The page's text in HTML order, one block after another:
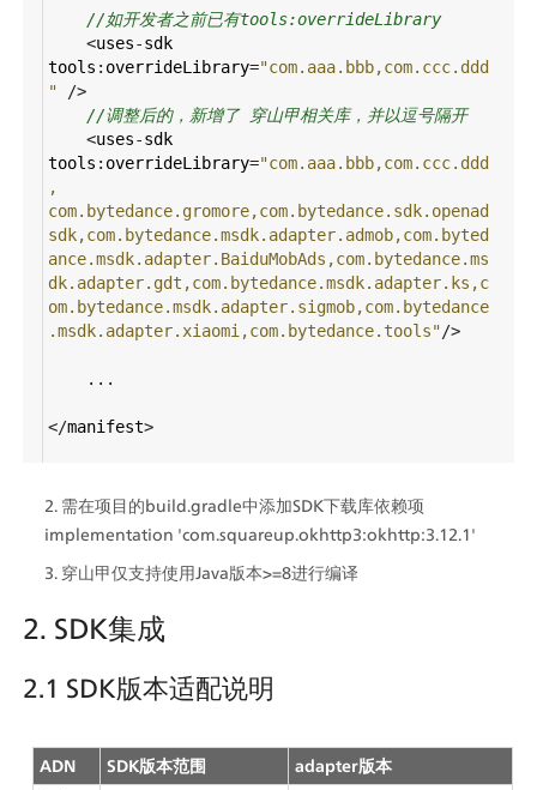
//如开发者之前已有tools:overrideLibrary
<uses-sdk
tools : overrideLibrary="com.aaa.bbb,com.ccc.ddd
"
/>
//调整后的，新增了 穿山甲相关库，并以逗号隔开
<uses-sdk
tools : overrideLibrary="com.aaa.bbb,com.ccc.ddd
,
com.bytedance.gromore,com.bytedance.sdk.openad
sdk,com.bytedance.msdk.adapter.admob,com.byted
ance.msdk.adapter.BaiduMobAds,com.bytedance.ms
dk.adapter.gdt,com.bytedance.msdk.adapter.ks,c
om.bytedance.msdk.adapter.sigmob,com.bytedance
.msdk.adapter.xiaomi,com.bytedance.tools"/>
...
</manifest>
需在项目的build.gradle中添加SDK下载库依赖项
implementation 'com.squareup.okhttp3:okhttp:3.12.1'
穿山甲仅支持使用Java版本>=8进行编译
2. SDK集成
2.1 SDK版本适配说明
ADN SDK版本范围
adapter版本